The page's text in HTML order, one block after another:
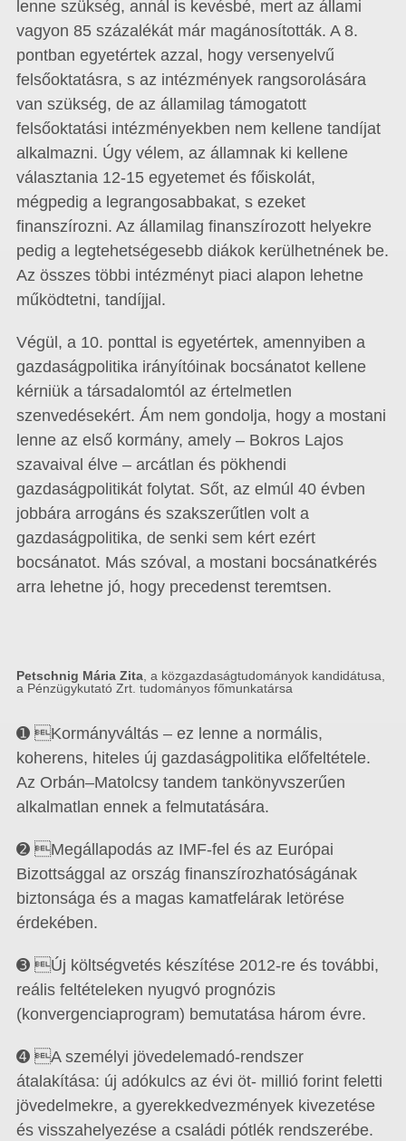
lenne szükség, annál is kevésbé, mert az állami
vagyon 85 százalékát már magánosították. A 8.
pontban egyetértek azzal, hogy versenyelvű
felsőoktatásra, s az intézmények rangsorolására
van szükség, de az államilag támogatott
felsőoktatási intézményekben nem kellene tandíjat
alkalmazni. Úgy vélem, az államnak ki kellene
választania 12-15 egyetemet és főiskolát,
mégpedig a legrangosabbakat, s ezeket
finanszírozni. Az államilag finanszírozott helyekre
pedig a legtehetségesebb diákok kerülhetnének be.
Az összes többi intézményt piaci alapon lehetne
működtetni, tandíjjal.
Végül, a 10. ponttal is egyetértek, amennyiben a
gazdaságpolitika irányí­tói­nak bocsánatot kellene
kérniük a társadalomtól az értelmetlen
szenvedésekért. Ám nem gondolja, hogy a mostani
lenne az első kormány, amely – Bokros Lajos
szavaival élve – arcátlan és pökhendi
gazdaságpolitikát folytat. Sőt, az elmúl 40 évben
jobbára arrogáns és szakszerűtlen volt a
gazdaságpolitika, de senki sem kért ezért
bocsánatot. Más szóval, a mostani bocsánatkérés
arra lehetne jó, hogy precedenst teremtsen.
Petschnig Mária Zita, a közgazdaságtudományok kandidátusa,
a Pénzügykutató Zrt. tudományos főmunkatársa
➊ Kormányváltás – ez lenne a normális,
koherens, hiteles új gazdaságpolitika előfeltétele.
Az Or­bán–Matolcsy tandem tankönyvszerűen
alkalmatlan ennek a felmutatására.
➋ Megállapodás az IMF-fel és az Európai
Bizottsággal az ország finanszírozhatóságának
biztonsága és a magas kamatfelárak letörése
érdekében.
➌ Új költségvetés készítése 2012-re és további,
reális feltételeken nyugvó prognózis
(konvergenciaprogram) bemutatása három évre.
➍ A személyi jövedelemadó-rendszer
átalakítása: új adókulcs az évi öt- millió forint feletti
jövedelmekre, a gyerekkedvezmények kivezetése
és visszahelyezése a családi pótlék rendszerébe.